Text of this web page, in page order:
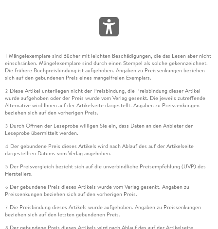
1 Mängelexemplare sind Bücher mit leichten Beschädigungen, die das Lesen aber nicht
einschränken. Mängelexemplare sind durch einen Stempel als solche gekennzeichnet.
Die frühere Buchpreisbindung ist aufgehoben. Angaben zu Preissenkungen beziehen
sich auf den gebundenen Preis eines mangelfreien Exemplars.
2 Diese Artikel unterliegen nicht der Preisbindung, die Preisbindung dieser Artikel
wurde aufgehoben oder der Preis wurde vom Verlag gesenkt. Die jeweils zutreffende
Alternative wird Ihnen auf der Artikelseite dargestellt. Angaben zu Preissenkungen
beziehen sich auf den vorherigen Preis.
3 Durch Öffnen der Leseprobe willigen Sie ein, dass Daten an den Anbieter der
Leseprobe übermittelt werden.
4 Der gebundene Preis dieses Artikels wird nach Ablauf des auf der Artikelseite
dargestellten Datums vom Verlag angehoben.
5 Der Preisvergleich bezieht sich auf die unverbindliche Preisempfehlung (UVP) des
Herstellers.
6 Der gebundene Preis dieses Artikels wurde vom Verlag gesenkt. Angaben zu
Preissenkungen beziehen sich auf den vorherigen Preis.
7 Die Preisbindung dieses Artikels wurde aufgehoben. Angaben zu Preissenkungen
beziehen sich auf den letzten gebundenen Preis.
8 Der gebundene Preis dieses Artikels wird nach Ablauf des auf der Artikelseite